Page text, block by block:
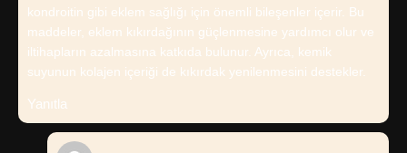
kondroitin gibi eklem sağlığı için önemli bileşenler içerir. Bu
maddeler, eklem kıkırdağının güçlenmesine yardımcı olur ve
iltihapların azalmasına katkıda bulunur. Ayrıca, kemik
suyunun kolajen içeriği de kıkırdak yenilenmesini destekler.
Yanıtla